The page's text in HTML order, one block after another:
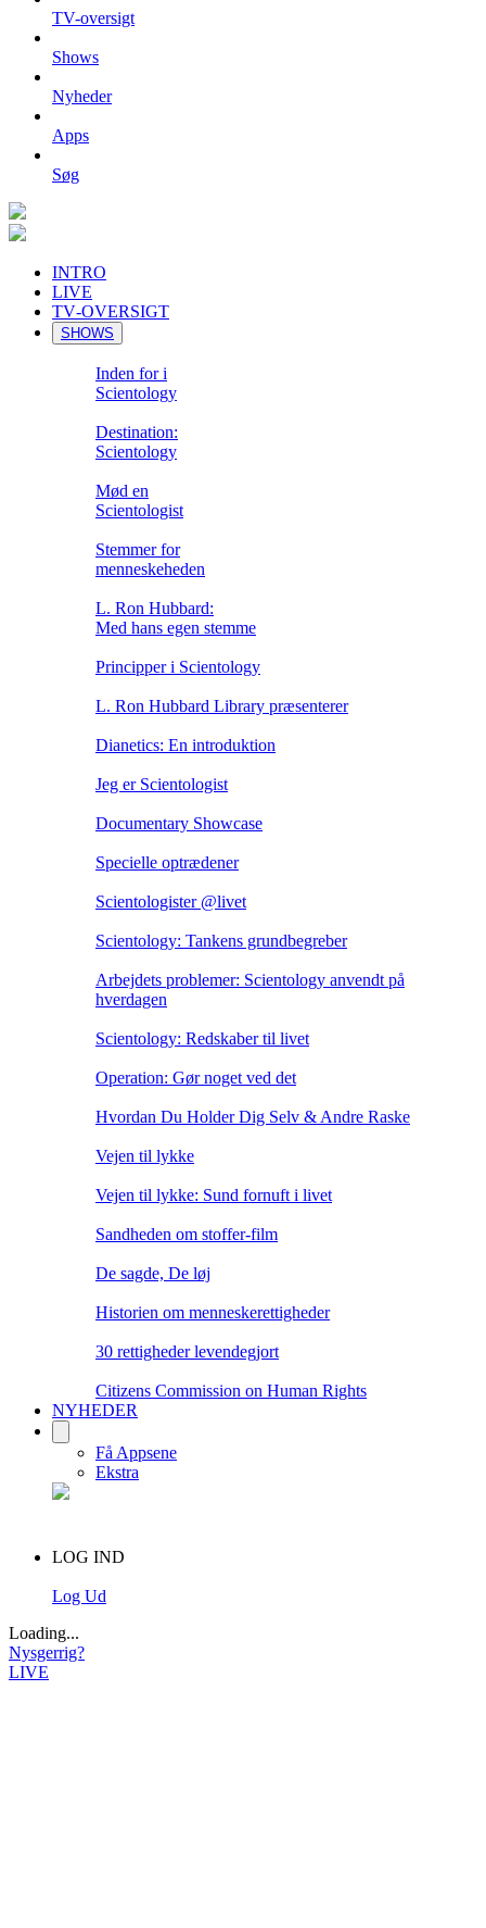
TV-oversigt
Shows
Nyheder
Apps
Søg
INTRO
LIVE
TV‑OVERSIGT
SHOWS
Inden for i
Scientology
Destination:
Scientology
Mød en
Scientologist
Stemmer for
menneskeheden
L. Ron Hubbard:
Med hans egen stemme
Principper i Scientology
L. Ron Hubbard Library præsenterer
Dianetics: En introduktion
Jeg er Scientologist
Documentary Showcase
Specielle optrædener
Scientologister @livet
Scientology: Tankens grundbegreber
Arbejdets problemer: Scientology anvendt på
hverdagen
Scientology: Redskaber til livet
Operation: Gør noget ved det
Hvordan Du Holder Dig Selv & Andre Raske
Vejen til lykke
Vejen til lykke: Sund fornuft i livet
Sandheden om stoffer-film
De sagde, De løj
Historien om menneske­rettigheder
30 rettigheder levendegjort
Citizens Commission on Human Rights
NYHEDER
Få Appsene
Ekstra
LOG IND
Log Ud
Loading...
Nysgerrig?
LIVE